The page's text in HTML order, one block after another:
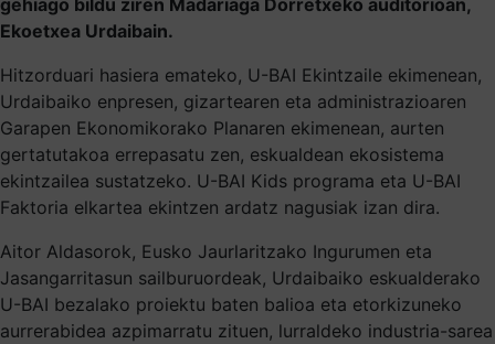
Ekoetxea Urdaibain.
Hitzorduari hasiera emateko, U-BAI Ekintzaile ekimenean,
Urdaibaiko enpresen, gizartearen eta administrazioaren
Garapen Ekonomikorako Planaren ekimenean, aurten
gertatutakoa errepasatu zen, eskualdean ekosistema
ekintzailea sustatzeko. U-BAI Kids programa eta U-BAI
Faktoria elkartea ekintzen ardatz nagusiak izan dira.
Aitor Aldasorok, Eusko Jaurlaritzako Ingurumen eta
Jasangarritasun sailburuordeak, Urdaibaiko eskualderako
U-BAI bezalako proiektu baten balioa eta etorkizuneko
aurrerabidea azpimarratu zituen, lurraldeko industria-sarea